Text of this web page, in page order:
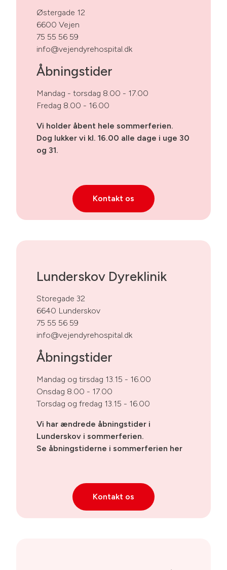
Østergade 12
6600 Vejen
75 55 56 59
info@vejendyrehospital.dk
Åbningstider
Mandag - torsdag 8.00 - 17.00
Fredag 8.00 - 16.00
Vi holder åbent hele sommerferien.
Dog lukker vi kl. 16.00 alle dage i uge 30
og 31.
Kontakt os
Lunderskov Dyreklinik
Storegade 32
6640 Lunderskov
75 55 56 59
info@vejendyrehospital.dk
Åbningstider
Mandag og tirsdag 13.15 - 16.00
Onsdag 8.00 - 17.00
Torsdag og fredag 13.15 - 16.00
Vi har ændrede åbningstider i
Lunderskov i sommerferien.
Se åbningstiderne i sommerferien her
Kontakt os